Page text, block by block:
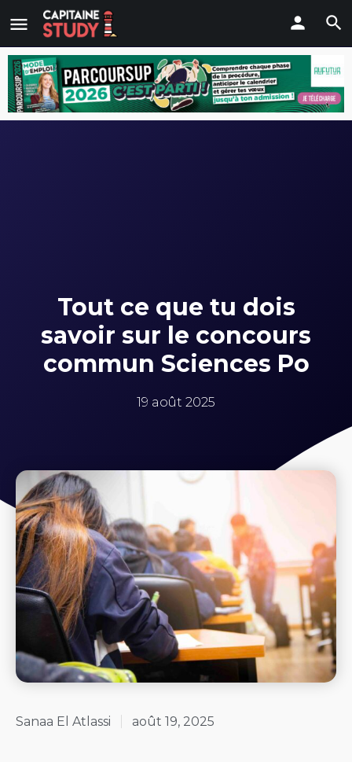
Tout ce que tu dois
savoir sur le concours
commun Sciences Po
19 août 2025
Sanaa El Atlassi août 19, 2025